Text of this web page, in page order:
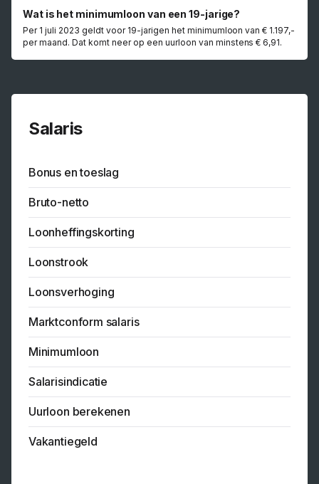
Wat is het minimumloon van een 19-jarige?
Per 1 juli 2023 geldt voor 19-jarigen het minimumloon van € 1.197,-
per maand. Dat komt neer op een uurloon van minstens € 6,91.
Salaris
Bonus en toeslag
Bruto-netto
Loonheffingskorting
Loonstrook
Loonsverhoging
Marktconform salaris
Minimumloon
Salarisindicatie
Uurloon berekenen
Vakantiegeld